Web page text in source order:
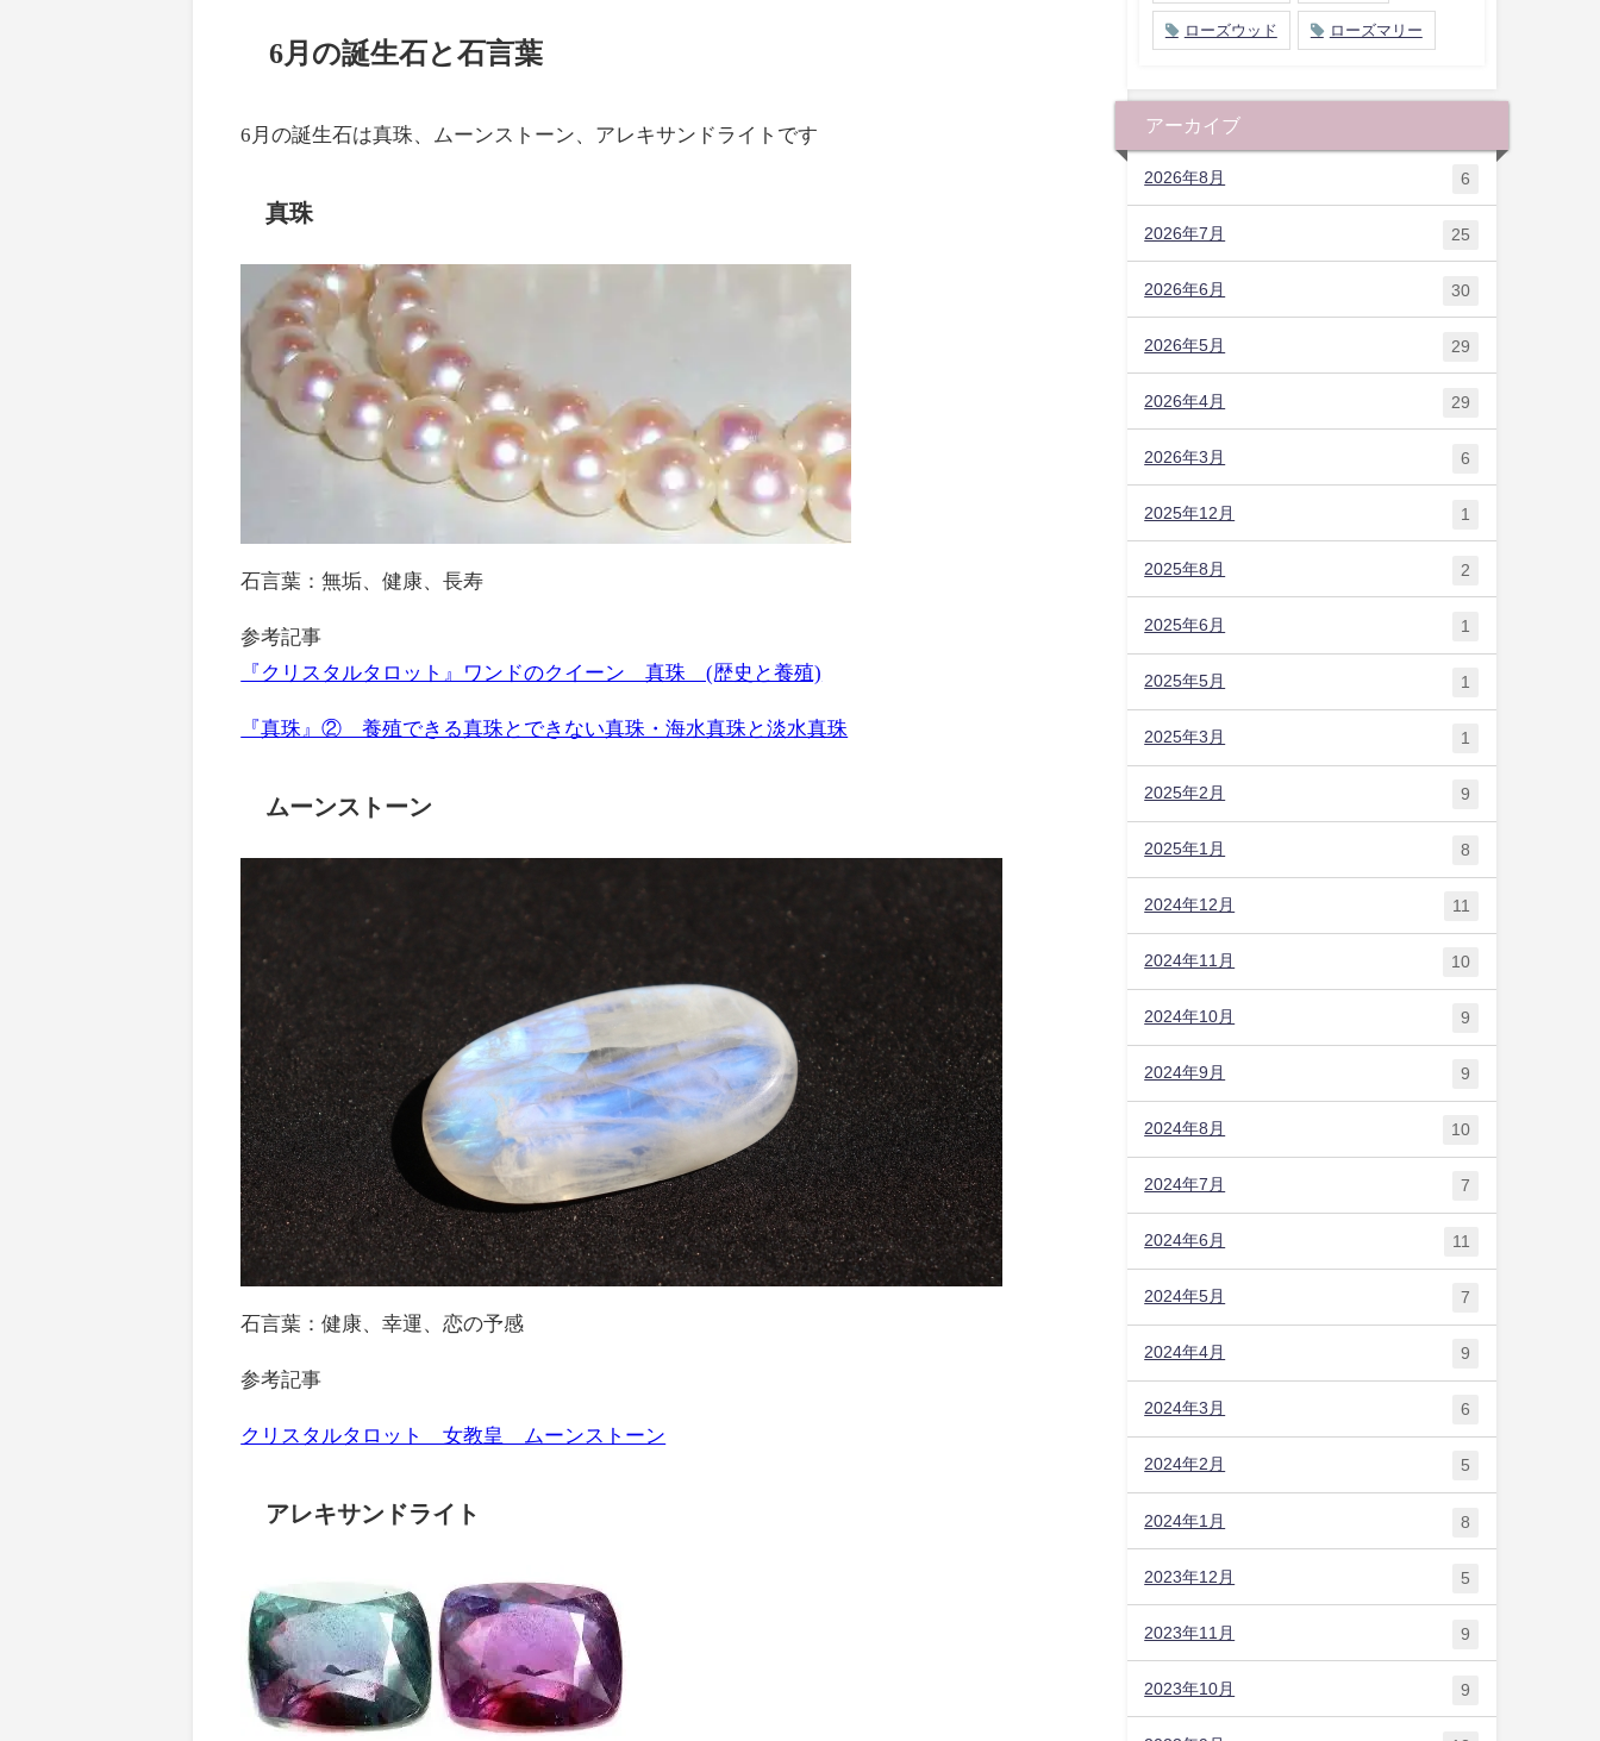
6月の誕生石と石言葉
6月の誕生石は真珠、ムーンストーン、アレキサンドライトです
真珠
石言葉：無垢、健康、長寿
参考記事
『クリスタルタロット』ワンドのクイーン 真珠 (歴史と養殖)
『真珠』② 養殖できる真珠とできない真珠・海水真珠と淡水真珠
ムーンストーン
石言葉：健康、幸運、恋の予感
参考記事
クリスタルタロット 女教皇 ムーンストーン
アレキサンドライト
ローズウッド ローズマリー
アーカイブ
2026年8月 6
2026年7月 25
2026年6月 30
2026年5月 29
2026年4月 29
2026年3月 6
2025年12月 1
2025年8月 2
2025年6月 1
2025年5月 1
2025年3月 1
2025年2月 9
2025年1月 8
2024年12月 11
2024年11月 10
2024年10月 9
2024年9月 9
2024年8月 10
2024年7月 7
2024年6月 11
2024年5月 7
2024年4月 9
2024年3月 6
2024年2月 5
2024年1月 8
2023年12月 5
2023年11月 9
2023年10月 9